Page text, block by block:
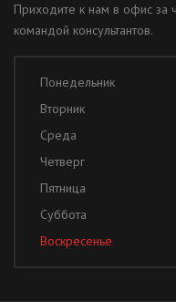
Приходите к нам в офис за
командой консультантов.
Понедельник
Вторник
Среда
Четверг
Пятница
Суббота
Воскресенье